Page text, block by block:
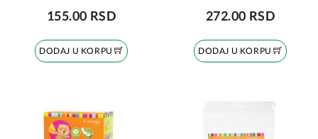
155.00 RSD
DODAJ U KORPU
272.00 RSD
DODAJ U KORPU